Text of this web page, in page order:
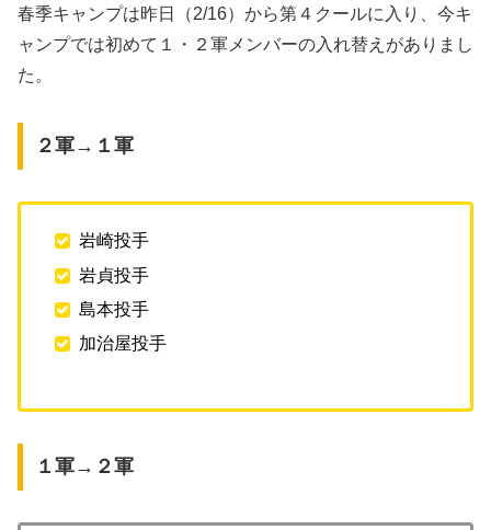
春季キャンプは昨日（2/16）から第４クールに入り、今キ
ャンプでは初めて１・２軍メンバーの入れ替えがありまし
た。
２軍→１軍
岩崎投手
岩貞投手
島本投手
加治屋投手
１軍→２軍